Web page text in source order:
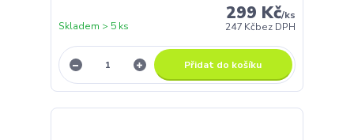
299 Kč/ks
247 Kčbez DPH
Skladem > 5 ks
Přidat do košíku